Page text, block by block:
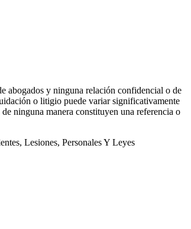
abogados y ninguna relación confidencial o de
o litigio puede variar significativamente
ninguna manera constituyen una referencia o
Lesiones, Personales Y Leyes